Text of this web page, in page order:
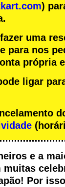
)
uma
para nos
própria
ligar
e a
muitas
Por